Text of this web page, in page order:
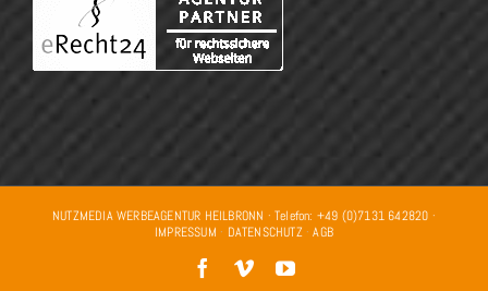
NUTZMEDIA WERBEAGENTUR HEILBRONN · Telefon: +49 (0)7131 642820 ·
IMPRESSUM · DATENSCHUTZ·AGB
Facebook
VimeoYouTube